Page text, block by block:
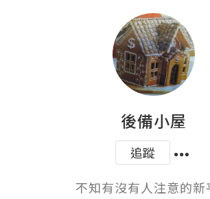
後備小屋
追蹤
不知有沒有人注意的新